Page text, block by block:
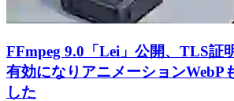
FFmpeg 9.0「Lei」公開、TLS証
有効になりアニメーションWebP
した